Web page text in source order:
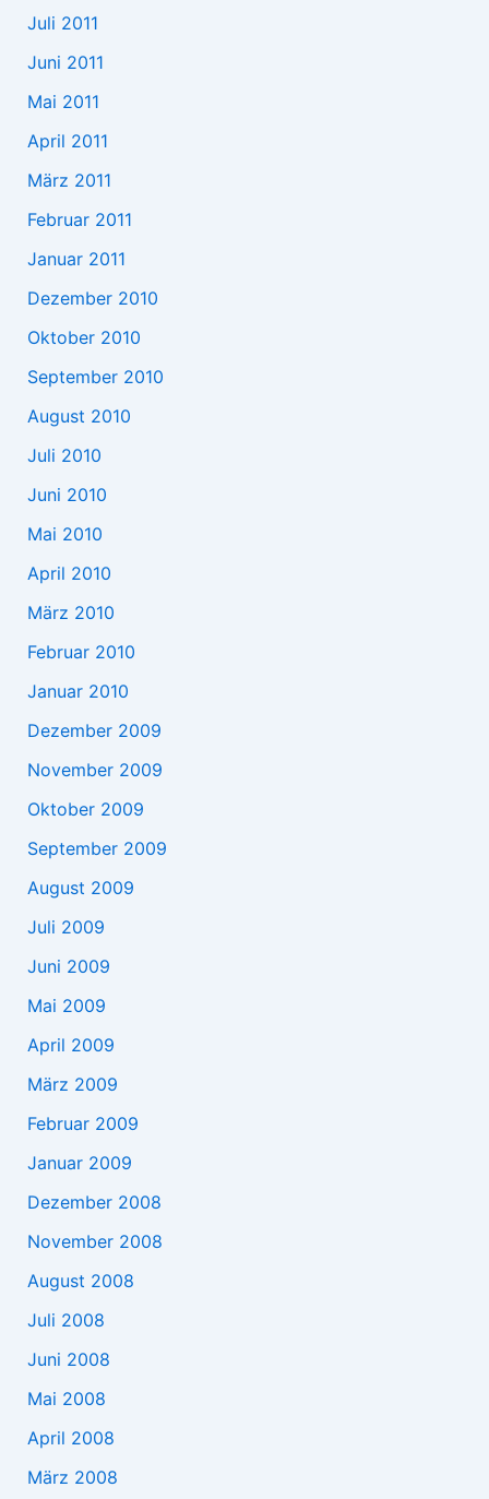
Juli 2011
Juni 2011
Mai 2011
April 2011
März 2011
Februar 2011
Januar 2011
Dezember 2010
Oktober 2010
September 2010
August 2010
Juli 2010
Juni 2010
Mai 2010
April 2010
März 2010
Februar 2010
Januar 2010
Dezember 2009
November 2009
Oktober 2009
September 2009
August 2009
Juli 2009
Juni 2009
Mai 2009
April 2009
März 2009
Februar 2009
Januar 2009
Dezember 2008
November 2008
August 2008
Juli 2008
Juni 2008
Mai 2008
April 2008
März 2008